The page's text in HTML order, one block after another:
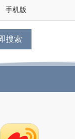
手机版
搜索